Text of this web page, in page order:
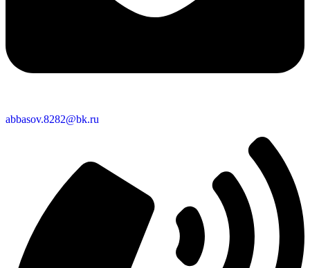
abbasov.8282@bk.ru